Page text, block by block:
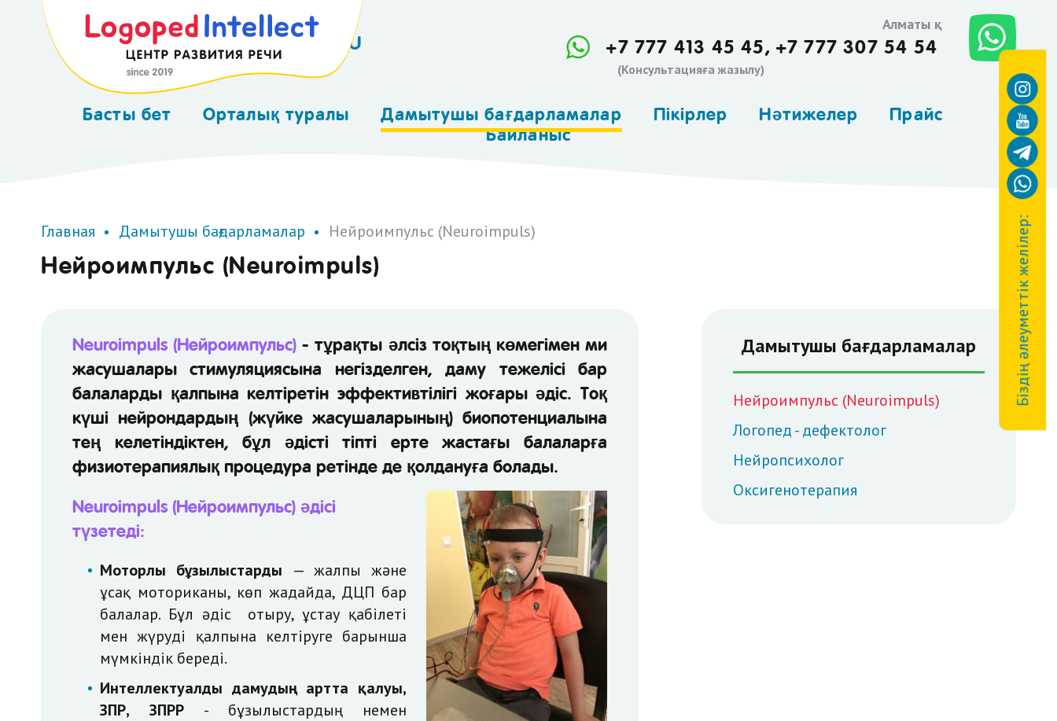
Біздің әлеуметтік желілер:
RU
Алматы қ.
+7 777 413 45 45,
(Консультацияға жазылу)
+7 777 307 54 54
Басты бет Орталық туралы Дамытушы бағдарламалар
Нейропсихолог
Пiкiрлер Нәтижелер
Прайс
Байланыс
Главная Дамытушы бағдарламалар Нейроимпульс (Neuroimpuls)
Нейроимпульс (Neuroimpuls)
Neuroimpuls (Нейроимпульс) - тұрақты әлсіз тоқтың көмегімен ми
жасушалары стимуляциясына негізделген, даму тежелісі бар
балаларды қалпына келтіретін эффективтілігі жоғары әдіс. Тоқ
күші нейрондардың (жүйке жасушаларының) биопотенциалына
тең келетіндіктен, бұл әдісті тіпті ерте жастағы балаларға
физиотерапиялық процедура ретінде де қолдануға болады.
Neuroimpuls (Нейроимпульс) әдісі
түзетеді:
Моторлы бұзылыстарды — жалпы және
ұсақ моториканы, көп жағдайда, ДЦП бар
балалар. Бұл әдіс отыру, ұстау қабілеті
мен жүруді қалпына келтіруге барынша
мүмкіндік береді.
Интеллектуалды дамудың артта қалуы,
ЗПР, ЗПРР - бұзылыстардың немен
Дамытушы бағдарламалар
Нейроимпульс (Neuroimpuls)
Логопед - дефектолог
Нейропсихолог
Оксигенотерапия